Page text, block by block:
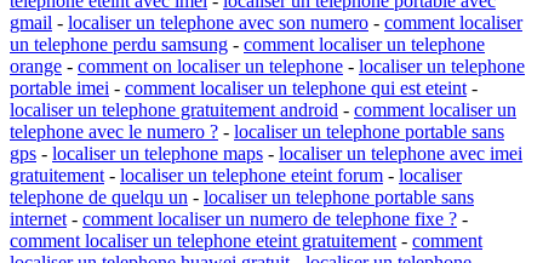
gmail - localiser un telephone avec son numero - comment localiser
un telephone perdu samsung - comment localiser un telephone
orange - comment on localiser un telephone - localiser un telephone
portable imei - comment localiser un telephone qui est eteint -
localiser un telephone gratuitement android - comment localiser un
telephone avec le numero ? - localiser un telephone portable sans
gps - localiser un telephone maps - localiser un telephone avec imei
gratuitement - localiser un telephone eteint forum - localiser
telephone de quelqu un - localiser un telephone portable sans
internet - comment localiser un numero de telephone fixe ? -
comment localiser un telephone eteint gratuitement - comment